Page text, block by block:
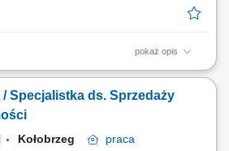
pokaż opis
klientów zainteresowanych zakupem oraz
Organizowanie spotkań oraz prezentacji
rozmów handlowych i negocjacji.
Specjalistka ds. Sprzedaży
Kołobrzeg
praca